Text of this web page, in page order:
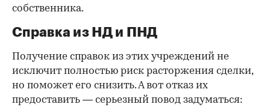
собственника.
Справка из НД и ПНД
Получение справок из этих учреждений не
исключит полностью риск расторжения сделки,
но поможет его снизить. А вот отказ их
предоставить — серьезный повод задуматься: